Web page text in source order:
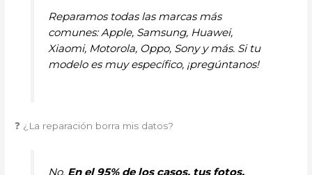
Reparamos todas las marcas más
comunes: Apple, Samsung, Huawei,
Xiaomi, Motorola, Oppo, Sony y más. Si tu
modelo es muy específico, ¡pregúntanos!
❓ ¿La reparación borra mis datos?
No. En el 95% de los casos, tus fotos,